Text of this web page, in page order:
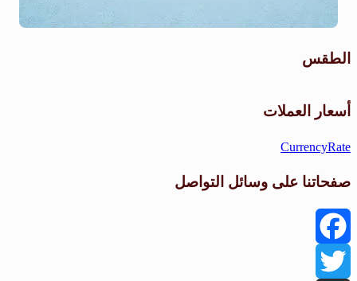
الطقس
أسعار العملات
CurrencyRate
صفحاتنا على وسائل التواصل
Facebook